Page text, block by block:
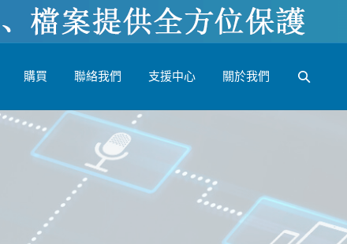
購買 聯絡我們 支援中心 關於我們